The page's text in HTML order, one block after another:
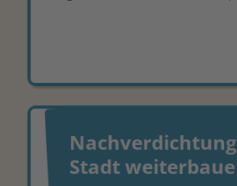
Stadt